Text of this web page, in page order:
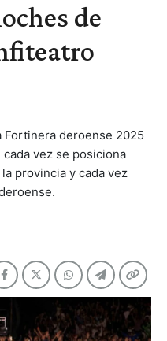
de
Fortinera deroense 2025
vez se posiciona
provincia y cada vez